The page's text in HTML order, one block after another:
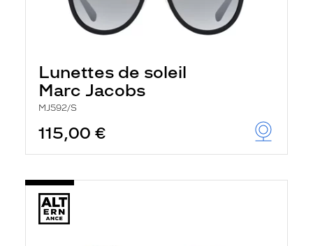
Lunettes de soleil
Marc Jacobs
MJ592/S
115,00 €